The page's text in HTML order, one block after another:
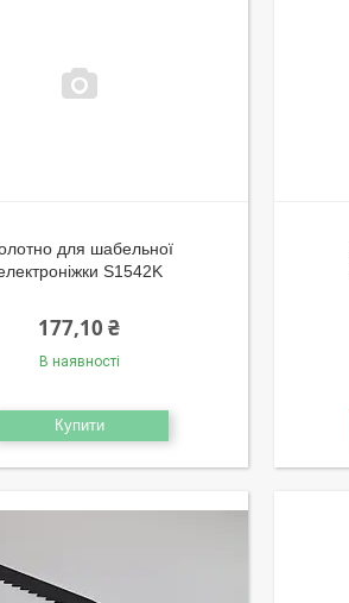
для шабельної
S1542K
177,10 ₴
В наявності
Купити